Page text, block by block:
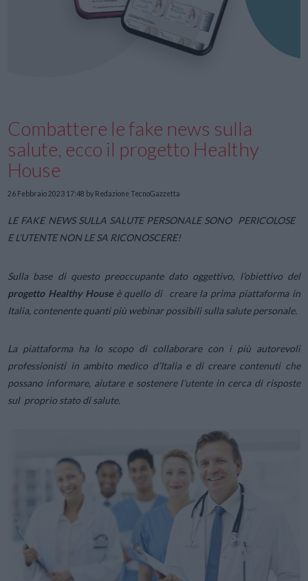
Combattere le fake news sulla
salute, ecco il progetto Healthy
House
26 Febbraio 2023 17:48 by Redazione TecnoGazzetta
LE FAKE NEWS SULLA SALUTE PERSONALE SONO PERICOLOSE
E L’UTENTE NON LE SA RICONOSCERE!
Sulla base di questo preoccupante dato oggettivo, l’obiettivo del
progetto Healthy Houseè quello di creare la prima piattaforma in
Italia, contenente quanti più webinar possibili sulla salute personale.
La piattaforma ha lo scopo di collaborare con i più autorevoli
professionisti in ambito medico d’Italia e di creare contenuti che
possano informare, aiutare e sostenere l’utente in cerca di risposte
sul proprio stato di salute.